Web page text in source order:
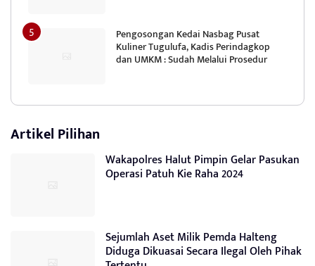
Pengosongan Kedai Nasbag Pusat
Kuliner Tugulufa, Kadis Perindagkop
dan UMKM : Sudah Melalui Prosedur
Artikel Pilihan
Wakapolres Halut Pimpin Gelar Pasukan
Operasi Patuh Kie Raha 2024
Sejumlah Aset Milik Pemda Halteng
Diduga Dikuasai Secara Ilegal Oleh Pihak